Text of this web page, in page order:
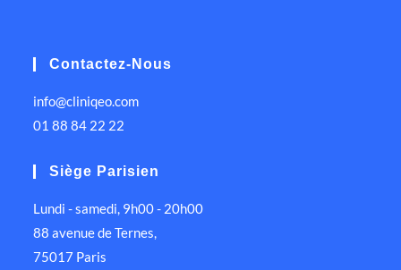
Contactez-Nous
info@cliniqeo.com
01 88 84 22 22
Siège Parisien
Lundi - samedi, 9h00 - 20h00
88 avenue de Ternes,
75017 Paris